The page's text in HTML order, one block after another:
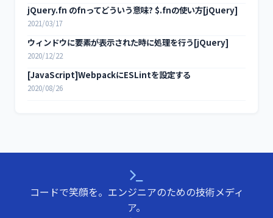
jQuery.fn のfnってどういう意味? $.fnの使い方[jQuery]
2021/03/17
ウィンドウに要素が表示された時に処理を行う[jQuery]
2020/12/22
[JavaScript]WebpackにESLintを設定する
2020/08/26
コードで笑顔を。エンジニアのための技術メディ
ア。